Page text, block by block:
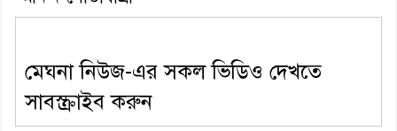
মেঘনা নিউজ-এর সকল ভিডিও দেখতে
সাবস্ক্রাইব করুন